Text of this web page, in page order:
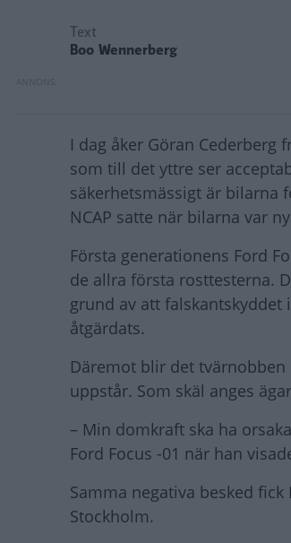
Text
Boo Wennerberg
I dag åker Göran
som till det yttre ser
säkerhetsmässigt är bilarna
NCAP satte när bilarna var
Första generationens Ford
de allra första rosttesterna.
grund av att
åtgärdats.
Däremot blir det
uppstår. Som skäl anges
– Min domkraft ska ha
Ford Focus -01 när han
Samma negativa besked
Stockholm.